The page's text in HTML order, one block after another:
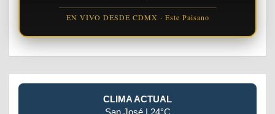
EN VIVO DESDE CDMX · Este Paisano
CLIMA ACTUAL